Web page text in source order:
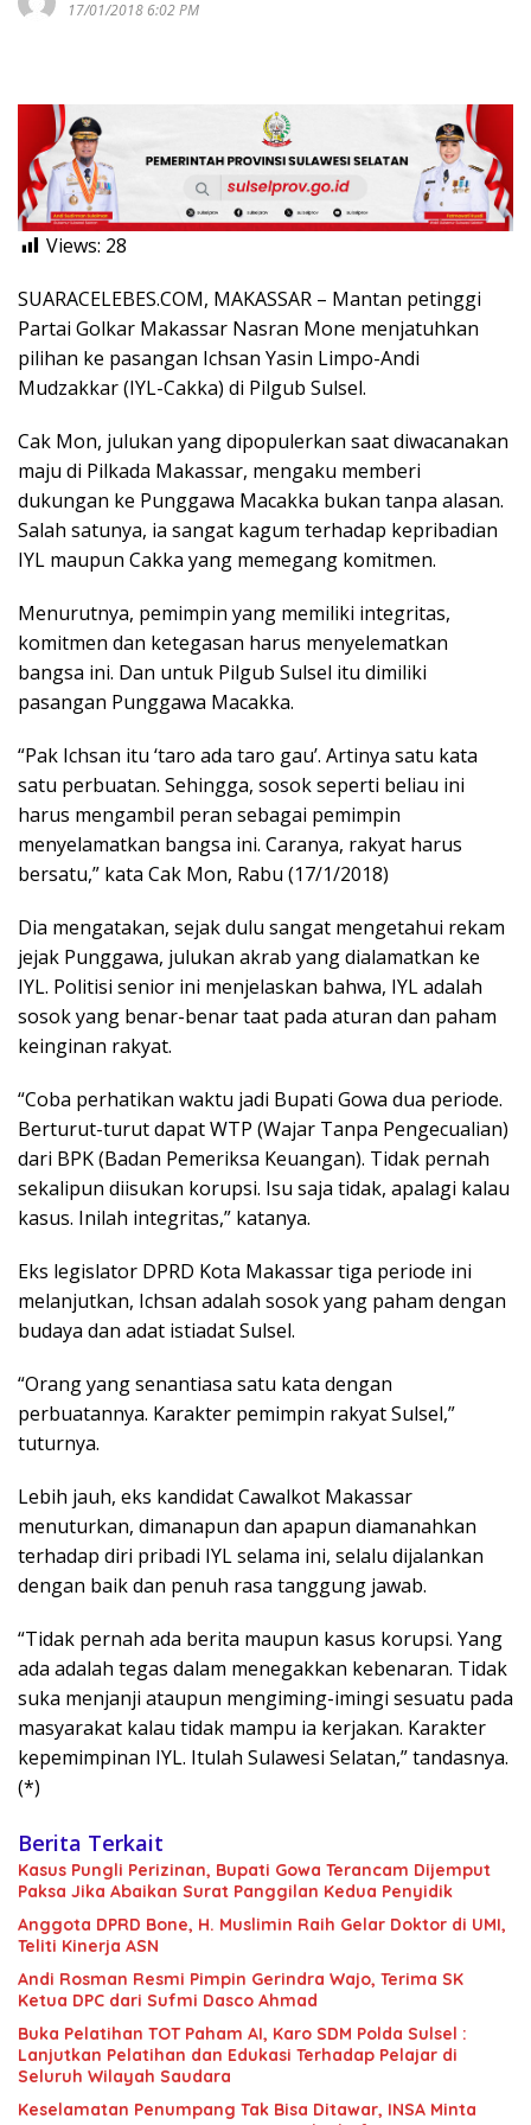
17/01/2018 6:02 PM
Views: 28
SUARACELEBES.COM, MAKASSAR – Mantan petinggi
Partai Golkar Makassar Nasran Mone menjatuhkan
pilihan ke pasangan Ichsan Yasin Limpo-Andi
Mudzakkar (IYL-Cakka) di Pilgub Sulsel.
Cak Mon, julukan yang dipopulerkan saat diwacanakan
maju di Pilkada Makassar, mengaku memberi
dukungan ke Punggawa Macakka bukan tanpa alasan.
Salah satunya, ia sangat kagum terhadap kepribadian
IYL maupun Cakka yang memegang komitmen.
Menurutnya, pemimpin yang memiliki integritas,
komitmen dan ketegasan harus menyelematkan
bangsa ini. Dan untuk Pilgub Sulsel itu dimiliki
pasangan Punggawa Macakka.
“Pak Ichsan itu ‘taro ada taro gau’. Artinya satu kata
satu perbuatan. Sehingga, sosok seperti beliau ini
harus mengambil peran sebagai pemimpin
menyelamatkan bangsa ini. Caranya, rakyat harus
bersatu,” kata Cak Mon, Rabu (17/1/2018)
Dia mengatakan, sejak dulu sangat mengetahui rekam
jejak Punggawa, julukan akrab yang dialamatkan ke
IYL. Politisi senior ini menjelaskan bahwa, IYL adalah
sosok yang benar-benar taat pada aturan dan paham
keinginan rakyat.
“Coba perhatikan waktu jadi Bupati Gowa dua periode.
Berturut-turut dapat WTP (Wajar Tanpa Pengecualian)
dari BPK (Badan Pemeriksa Keuangan). Tidak pernah
sekalipun diisukan korupsi. Isu saja tidak, apalagi kalau
kasus. Inilah integritas,” katanya.
Eks legislator DPRD Kota Makassar tiga periode ini
melanjutkan, Ichsan adalah sosok yang paham dengan
budaya dan adat istiadat Sulsel.
“Orang yang senantiasa satu kata dengan
perbuatannya. Karakter pemimpin rakyat Sulsel,”
tuturnya.
Lebih jauh, eks kandidat Cawalkot Makassar
menuturkan, dimanapun dan apapun diamanahkan
terhadap diri pribadi IYL selama ini, selalu dijalankan
dengan baik dan penuh rasa tanggung jawab.
“Tidak pernah ada berita maupun kasus korupsi. Yang
ada adalah tegas dalam menegakkan kebenaran. Tidak
suka menjanji ataupun mengiming-imingi sesuatu pada
masyarakat kalau tidak mampu ia kerjakan. Karakter
kepemimpinan IYL. Itulah Sulawesi Selatan,” tandasnya.
(*)
Berita Terkait
Kasus Pungli Perizinan, Bupati Gowa Terancam Dijemput
Paksa Jika Abaikan Surat Panggilan Kedua Penyidik
Anggota DPRD Bone, H. Muslimin Raih Gelar Doktor di UMI,
Teliti Kinerja ASN
Andi Rosman Resmi Pimpin Gerindra Wajo, Terima SK
Ketua DPC dari Sufmi Dasco Ahmad
Buka Pelatihan TOT Paham AI, Karo SDM Polda Sulsel :
Lanjutkan Pelatihan dan Edukasi Terhadap Pelajar di
Seluruh Wilayah Saudara
Keselamatan Penumpang Tak Bisa Ditawar, INSA Minta